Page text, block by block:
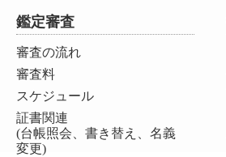
鑑定審査
審査の流れ
審査料
スケジュール
証書関連
(台帳照会、書き替え、名義
変更)